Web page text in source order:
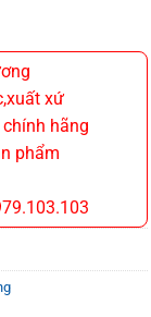
xứ
hãng
phẩm